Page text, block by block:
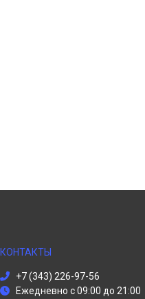
КОНТАКТЫ
+7 (343) 226-97-56
Ежедневно с 09:00 до 21:00